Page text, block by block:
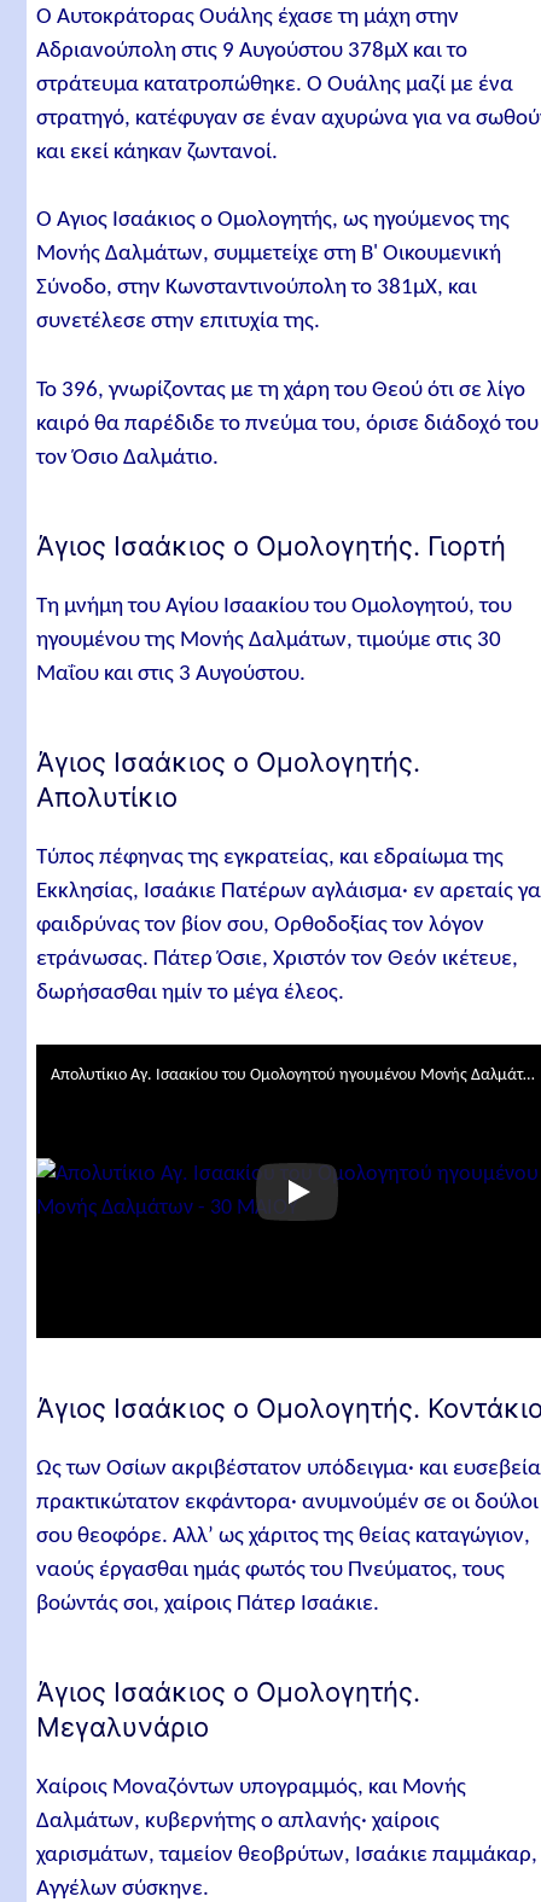
Ο Αυτοκράτορας Ουάλης έχασε τη μάχη στην
Αδριανούπολη στις 9 Αυγούστου 378μΧ και το
στράτευμα κατατροπώθηκε. Ο Ουάλης μαζί με ένα
στρατηγό, κατέφυγαν σε έναν αχυρώνα για να
και εκεί κάηκαν ζωντανοί.
Ο Άγιος Ισαάκιος ο Ομολογητής, ως ηγούμενος της
Μονής Δαλμάτων, συμμετείχε στη Β' Οικουμενική
Σύνοδο, στην Κωνσταντινούπολη το 381μΧ, και
συνετέλεσε στην επιτυχία της.
Το 396, γνωρίζοντας με τη χάρη του Θεού ότι σε λίγο
καιρό θα παρέδιδε το πνεύμα του, όρισε διάδοχό του
τον Όσιο Δαλμάτιο.
Άγιος Ισαάκιος ο Ομολογητής. Γιορτή
Τη μνήμη του Αγίου Ισαακίου του Ομολογητού, του
ηγουμένου της Μονής Δαλμάτων, τιμούμε στις 30
Μαΐου και στις 3 Αυγούστου.
Άγιος Ισαάκιος ο Ομολογητής.
Απολυτίκιο
Τύπος πέφηνας της εγκρατείας, και εδραίωμα της
Εκκλησίας, Ισαάκιε Πατέρων αγλάισμα· εν αρεταίς
φαιδρύνας τον βίον σου, Ορθοδοξίας τον λόγον
ετράνωσας. Πάτερ Όσιε, Χριστόν τον Θεόν ικέτευε,
δωρήσασθαι ημίν το μέγα έλεος.
Απολυτίκιο Αγ. Ισαακίου του Ομολογητού ηγουμένου Μονής Δαλμάτων - 30 ΜΑΙΟΥ
Άγιος Ισαάκιος ο Ομολογητής.
Ως των Οσίων ακριβέστατον υπόδειγμα· και
πρακτικώτατον εκφάντορα· ανυμνούμέν σε οι δούλοι
σου θεοφόρε. Αλλ’ ως χάριτος της θείας καταγώγιον,
ναούς έργασθαι ημάς φωτός του Πνεύματος, τους
βοώντάς σοι, χαίροις Πάτερ Ισαάκιε.
Άγιος Ισαάκιος ο Ομολογητής.
Μεγαλυνάριο
Χαίροις Μοναζόντων υπογραμμός, και Μονής
Δαλμάτων, κυβερνήτης ο απλανής· χαίροις
χαρισμάτων, ταμείον θεοβρύτων, Ισαάκιε παμμάκαρ,
Αγγέλων σύσκηνε.